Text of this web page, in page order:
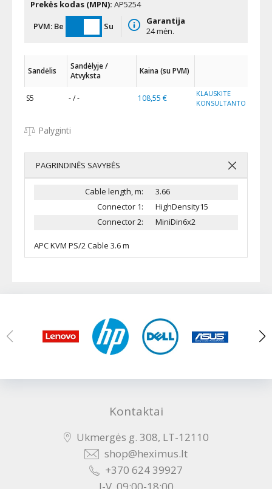
Prekės kodas (MPN): AP5254
PVM: Be Su
Garantija
24 mėn.
Sandėlis
Sandėlyje /
Atvyksta
Kaina (su PVM)
S5 - / - 108,55 €
KLAUSKITE
KONSULTANTO
Palyginti
PAGRINDINĖS SAVYBĖS
Cable length, m:
3.66
Connector 1:
HighDensity15
Connector 2:
MiniDin6x2
APC KVM PS/2 Cable 3.6 m
Kontaktai
Ukmergės g. 308, LT-12110
shop@heximus.lt
+370 624 39927